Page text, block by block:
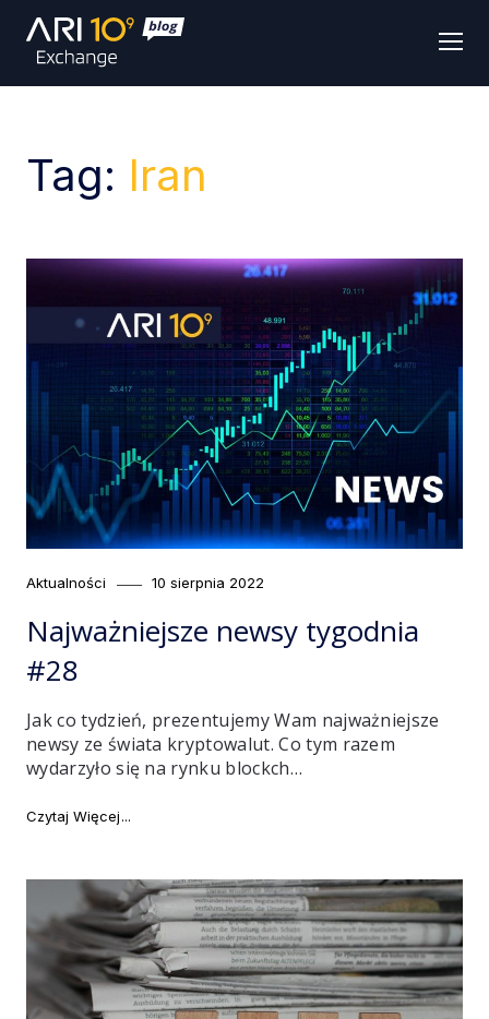
Tag: Iran
Category
Aktualności
Posted
10 sierpnia 2022
Najważniejsze newsy tygodnia
#28
Jak co tydzień, prezentujemy Wam najważniejsze
newsy ze świata kryptowalut. Co tym razem
wydarzyło się na rynku blockch…
Czytaj Więcej